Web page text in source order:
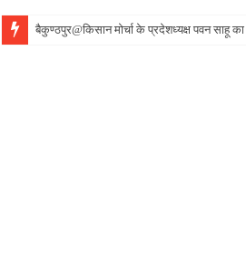
बैकुण्ठपुर@किसान मोर्चा के प्रदेशध्यक्ष पवन साहू